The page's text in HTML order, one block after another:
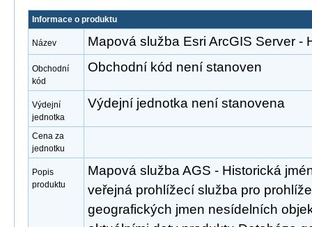
Informace o produktu
Název Mapová služba Esri ArcGIS Server -
Obchodní
kód
Obchodní kód není stanoven
Výdejní
jednotka
Výdejní jednotka není stanovena
Cena za
jednotku
Popis
produktu
Mapová služba AGS - Historická
veřejná prohlížecí služba pro
geografických jmen nesídelních